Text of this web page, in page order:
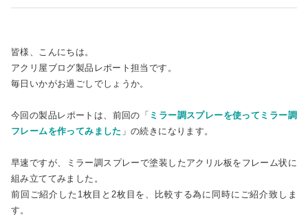
皆様、こんにちは。
アクリ屋ブログ製品レポート担当です。
毎日いかがお過ごしでしょうか。
今回の製品レポートは、前回の「 ミラー調スプレーを使ってミラー調
フレームを作ってみました 」の続きになります。
早速ですが、ミラー調スプレーで塗装したアクリル板をフレーム状に
組み立ててみました。
前回ご紹介した1枚目と2枚目を、比較する為に同時にご紹介致しま
す。